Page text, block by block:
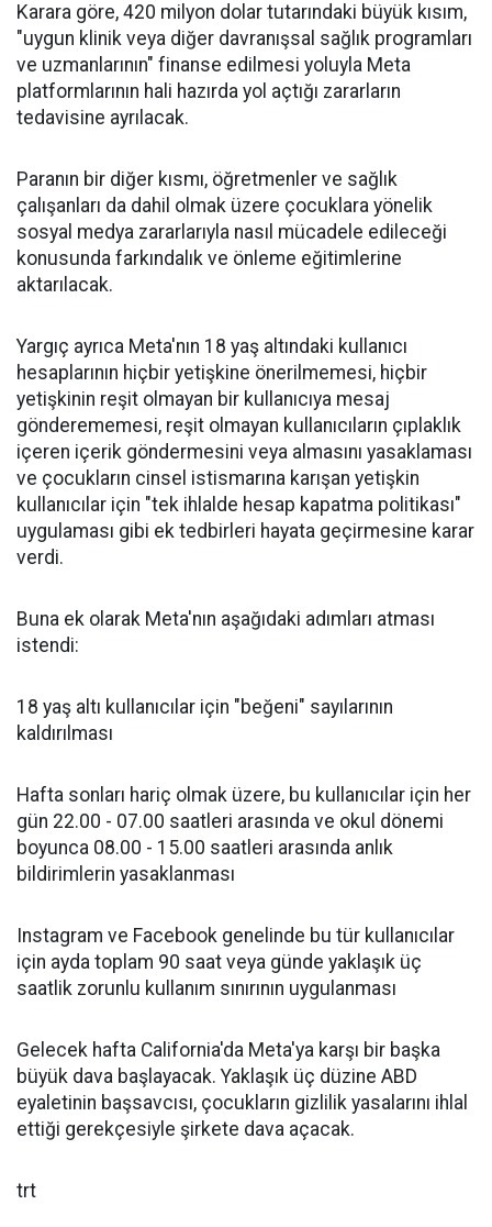
Karara göre, 420 milyon dolar tutarındaki büyük kısım,
"uygun klinik veya diğer davranışsal sağlık programları
ve uzmanlarının" finanse edilmesi yoluyla Meta
platformlarının hali hazırda yol açtığı zararların
tedavisine ayrılacak.
Paranın bir diğer kısmı, öğretmenler ve sağlık
çalışanları da dahil olmak üzere çocuklara yönelik
sosyal medya zararlarıyla nasıl mücadele edileceği
konusunda farkındalık ve önleme eğitimlerine
aktarılacak.
Yargıç ayrıca Meta'nın 18 yaş altındaki kullanıcı
hesaplarının hiçbir yetişkine önerilmemesi, hiçbir
yetişkinin reşit olmayan bir kullanıcıya mesaj
gönderememesi, reşit olmayan kullanıcıların çıplaklık
içeren içerik göndermesini veya almasını yasaklaması
ve çocukların cinsel istismarına karışan yetişkin
kullanıcılar için "tek ihlalde hesap kapatma politikası"
uygulaması gibi ek tedbirleri hayata geçirmesine karar
verdi.
Buna ek olarak Meta'nın aşağıdaki adımları atması
istendi:
18 yaş altı kullanıcılar için "beğeni" sayılarının
kaldırılması
Hafta sonları hariç olmak üzere, bu kullanıcılar için her
gün 22.00 - 07.00 saatleri arasında ve okul dönemi
boyunca 08.00 - 15.00 saatleri arasında anlık
bildirimlerin yasaklanması
Instagram ve Facebook genelinde bu tür kullanıcılar
için ayda toplam 90 saat veya günde yaklaşık üç
saatlik zorunlu kullanım sınırının uygulanması
Gelecek hafta California'da Meta'ya karşı bir başka
büyük dava başlayacak. Yaklaşık üç düzine ABD
eyaletinin başsavcısı, çocukların gizlilik yasalarını ihlal
ettiği gerekçesiyle şirkete dava açacak.
trt